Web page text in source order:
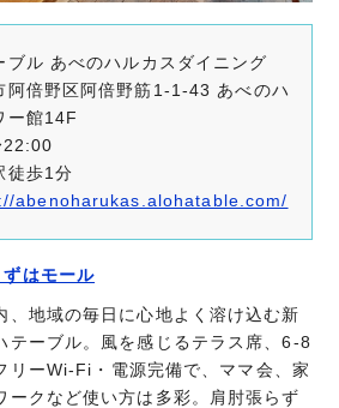
ブル あべのハルカスダイニング
阿倍野区阿倍野筋1-1-43 あべのハ
ー館14F
22:00
徒歩1分
abenoharukas.alohatable.com/
はモール
、地域の毎日に心地よく溶け込む新
テーブル。風を感じるテラス席、6-8
リーWi-Fi・電源完備で、ママ会、家
ークなど使い方は多彩。肩肘張らず